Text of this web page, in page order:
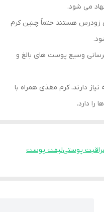
می شود.
زودرس هستند حتماً چنین کرم
وسیع پوست های بالغ و
دارند، کرم مغذی همراه با
را دارد.
پوستیلیفت پوست